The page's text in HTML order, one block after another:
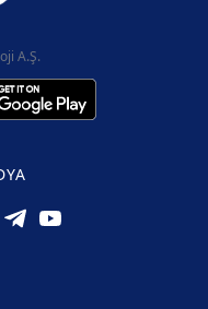
A.Ş.